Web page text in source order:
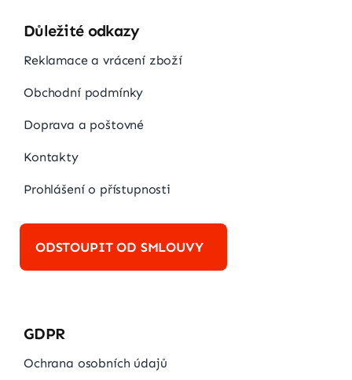
Důležité odkazy
Reklamace a vrácení zboží
Obchodní podmínky
Doprava a poštovné
Kontakty
Prohlášení o přístupnosti
ODSTOUPIT OD SMLOUVY
GDPR
Ochrana osobních údajů